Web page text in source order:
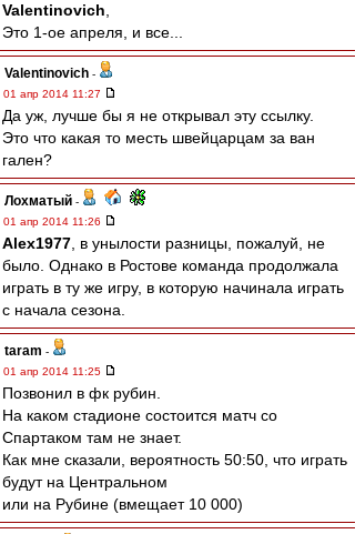
Valentinovich
Это 1-ое апреля, и все...
Valentinovich -
01 апр 2014 11:27
Да уж, лучше бы я не открывал эту ссылку.
Это что какая то месть швейцарцам за ван
гален?
Лохматый -
01 апр 2014 11:26
Alex1977 , в унылости разницы, пожалуй, не
было. Однако в Ростове команда продолжала
играть в ту же игру, в которую начинала играть
с начала сезона.
taram -
01 апр 2014 11:25
Позвонил в фк рубин.
На каком стадионе состоится матч со
Спартаком там не знает.
Как мне сказали, вероятность 50:50, что играть
будут на Центральном
или на Рубине (вмещает 10 000)